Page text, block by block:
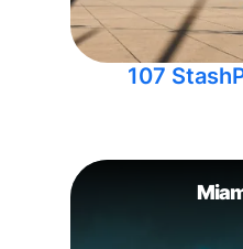
107